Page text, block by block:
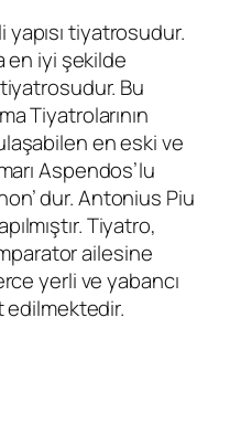
tiyatrosudur.
en iyi şekilde
Bu
Tiyatrolarının
en eski ve
Aspendos’lu
dur. Antonius Piu
Tiyatro,
ailesine
yerli ve yabancı
edilmektedir.